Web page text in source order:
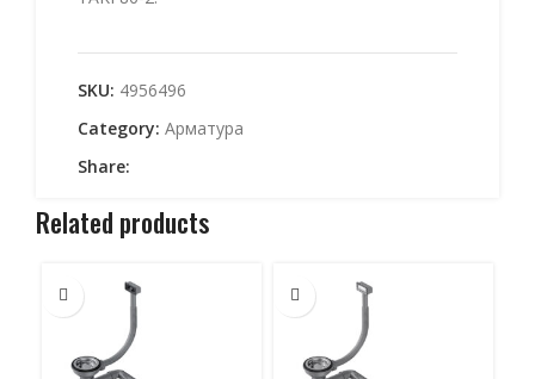
SKU: 4956496
Category: Арматура
Share:
Related products